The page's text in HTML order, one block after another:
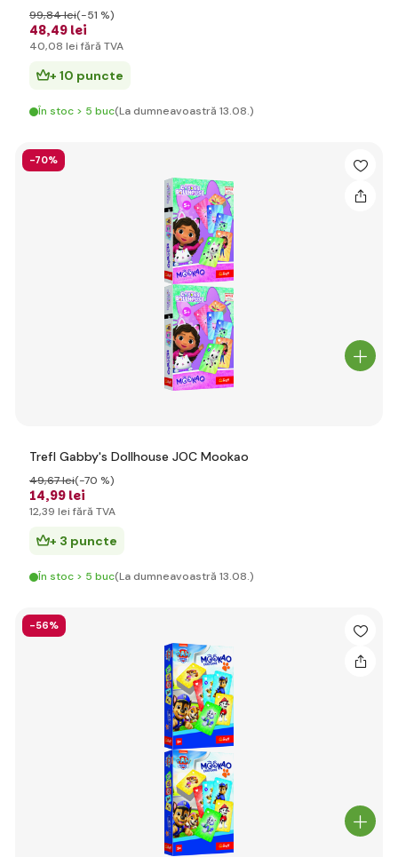
48,49 lei
99,84 lei(-51 %)
40,08 lei fără TVA
+ 10 puncte
În stoc > 5 buc(La dumneavoastră 13.08.)
-70%
Trefl Gabby's Dollhouse JOC Mookao
14,99 lei
49,67 lei(-70 %)
12,39 lei fără TVA
+ 3 puncte
În stoc > 5 buc(La dumneavoastră 13.08.)
-56%